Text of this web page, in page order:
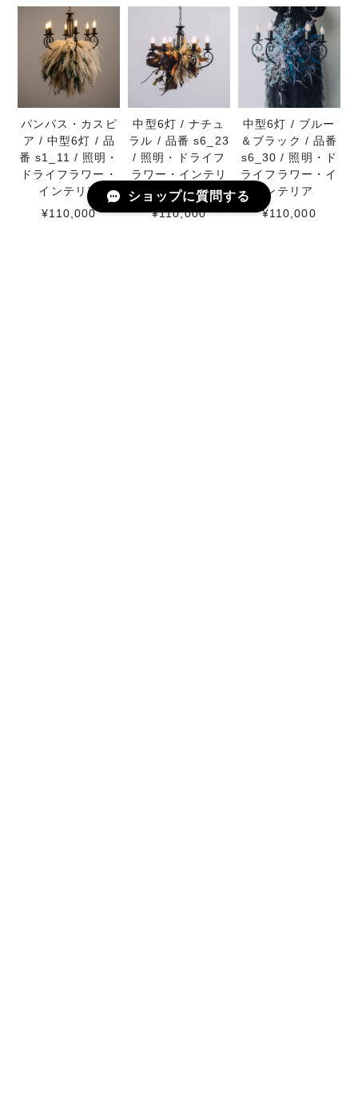
パンパス・カスピ
ア / 中型6灯 / 品
番 s1_11 / 照明・
ドライフラワー・
インテリア
¥110,000
中型6灯 / ナチュ
ラル / 品番 s6_23
/ 照明・ドライフ
ラワー・インテリ
ア
¥110,000
中型6灯 / ブルー
＆ブラック / 品番
s6_30 / 照明・ド
ライフラワー・イ
ンテリア
¥110,000
ショップに質問する